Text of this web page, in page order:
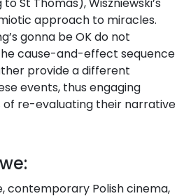
approach to miracles.
gonna be OK do not
cause-and-effect sequence
provide a different
events, thus engaging
of re-evaluating their narrative
contemporary Polish cinema,